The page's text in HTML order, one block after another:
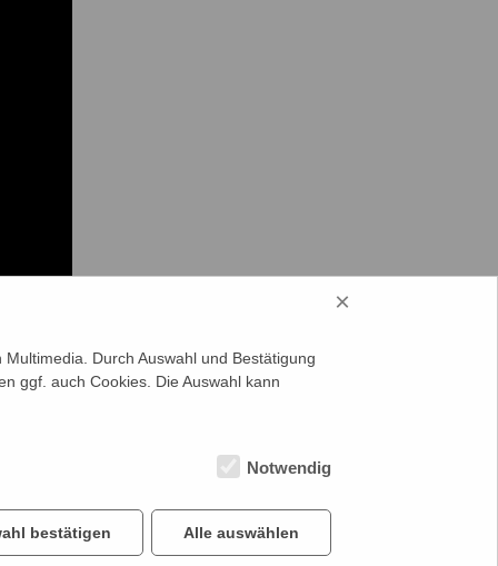
×
Durch Auswahl und Bestätigung
ggf. auch Cookies. Die Auswahl kann
Notwendig
bestätigen Alle auswählen